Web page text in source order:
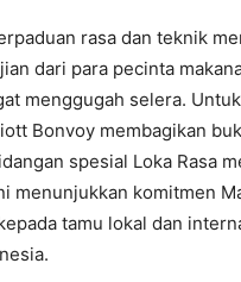
rasa dan teknik
dari para pecinta
menggugah selera.
Bonvoy membagikan
spesial Loka Rasa
menunjukkan komitmen
tamu lokal dan